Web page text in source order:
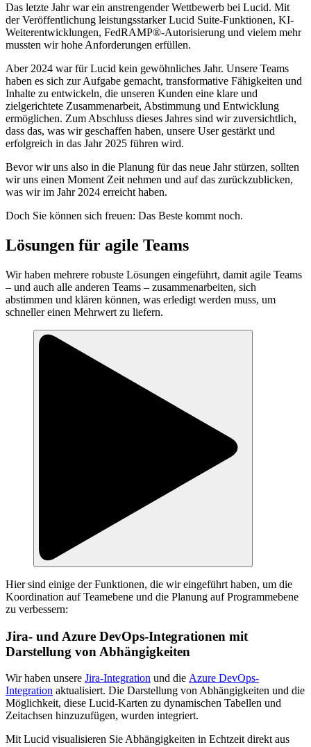
Das letzte Jahr war ein anstrengender Wettbewerb bei Lucid. Mit
der Veröffentlichung leistungsstarker Lucid Suite-Funktionen, KI-
Weiterentwicklungen, FedRAMP®-Autorisierung und vielem mehr
mussten wir hohe Anforderungen erfüllen.
Aber 2024 war für Lucid kein gewöhnliches Jahr. Unsere Teams
haben es sich zur Aufgabe gemacht, transformative Fähigkeiten und
Inhalte zu entwickeln, die unseren Kunden eine klare und
zielgerichtete Zusammenarbeit, Abstimmung und Entwicklung
ermöglichen. Zum Abschluss dieses Jahres sind wir zuversichtlich,
dass das, was wir geschaffen haben, unsere User gestärkt und
erfolgreich in das Jahr 2025 führen wird.
Bevor wir uns also in die Planung für das neue Jahr stürzen, sollten
wir uns einen Moment Zeit nehmen und auf das zurückzublicken,
was wir im Jahr 2024 erreicht haben.
Doch Sie können sich freuen: Das Beste kommt noch.
Lösungen für agile Teams
Wir haben mehrere robuste Lösungen eingeführt, damit agile Teams
– und auch alle anderen Teams – zusammenarbeiten, sich
abstimmen und klären können, was erledigt werden muss, um
schneller einen Mehrwert zu liefern.
Hier sind einige der Funktionen, die wir eingeführt haben, um die
Koordination auf Teamebene und die Planung auf Programmebene
zu verbessern:
Jira- und Azure DevOps-Integrationen mit
Darstellung von Abhängigkeiten
Wir haben unsere Jira-Integration und die Azure DevOps-
Integration aktualisiert. Die Darstellung von Abhängigkeiten und die
Möglichkeit, diese Lucid-Karten zu dynamischen Tabellen und
Zeitachsen hinzuzufügen, wurden integriert.
Mit Lucid visualisieren Sie Abhängigkeiten in Echtzeit direkt aus